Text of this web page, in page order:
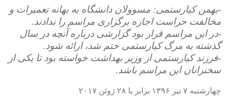
-بهمن کیارستمی: مسوولان دانشگاه به بهانه تعمیرات و
مخالفت حراست اجازه برگزاری مراسم را ندادند.
-در این مراسم قرار بود گزارشی درباره آنچه در سال
گذشته به مرگ کیارستمی ختم شد، ارائه شود.
-فرزند کیارستمی از وزیر بهداشت خواسته بود تا یکی از
سخنرانان این مراسم باشد.
چهارشنبه ۷ تیر ۱۳۹۶ برابر با ۲۸ ژوئن ۲۰۱۷